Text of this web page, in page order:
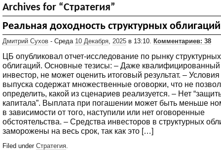
Archives for “Стратегия”
Реальная доходность структурных облигаций
Дмитрий Сухов - Среда 10 Декабря, 2025 в 13:10. Комментариев: 38
ЦБ опубликовал отчет-исследование по рынку структурных
облигаций. Основные тезисы: – Даже квалифицированный
инвестор, не может оценить итоговый результат. – Условия
выпуска содержат множественные оговорки, что не
определить, какой из сценариев реализуется. – Нет
капитала”. Выплата при погашении может быть меньше
в зависимости от того, наступили или нет оговоренные
обстоятельства. – Средства инвесторов в структурных
заморожены на весь срок, так как это […]
Filed under Стратегия